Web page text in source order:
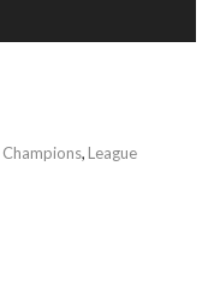
Champions, League